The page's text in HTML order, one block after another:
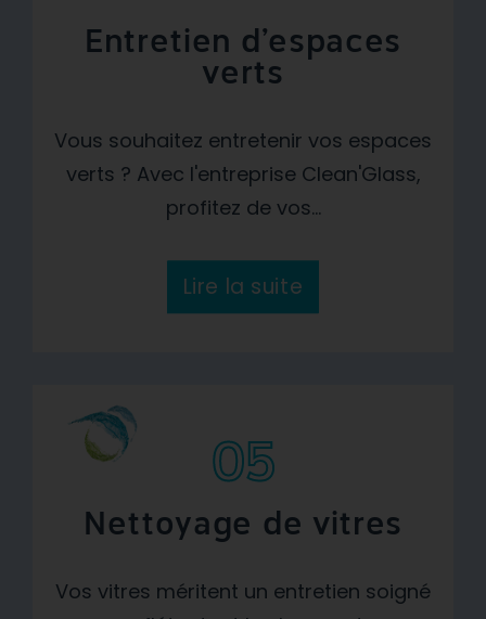
Entretien d'espaces
verts
Vous souhaitez entretenir vos espaces
verts ? Avec l'entreprise Clean'Glass,
profitez de vos...
Lire la suite
05
Nettoyage de vitres
Vos vitres méritent un entretien soigné